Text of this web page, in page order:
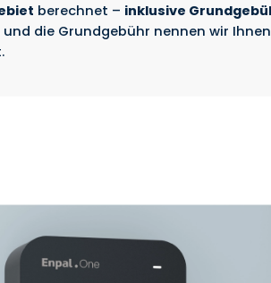
berechnet – inklusive
und die Grundgebühr nennen wir